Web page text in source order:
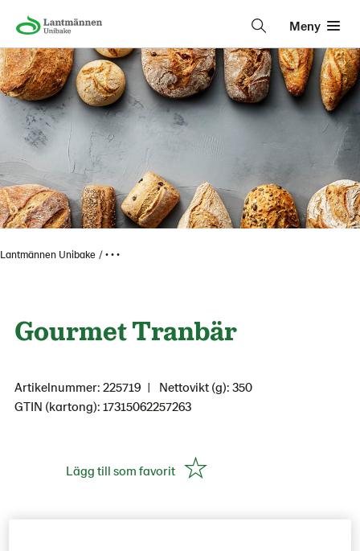
Meny
Lantmännen Unibake • • •
Gourmet Tranbär
Artikelnummer: 225719
Nettovikt (g): 350
GTIN (kartong): 17315062257263
Lägg till som favorit